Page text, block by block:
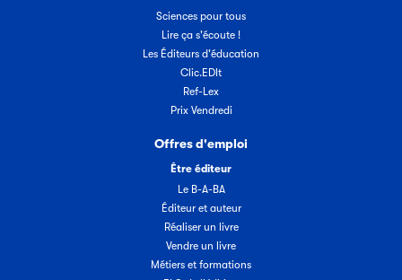
Sciences pour tous
Lire ça s'écoute !
Les Éditeurs d'éducation
Clic.EDIt
Ref-Lex
Prix Vendredi
Offres d'emploi
Être éditeur
Le B-A-BA
Éditeur et auteur
Réaliser un livre
Vendre un livre
Métiers et formations